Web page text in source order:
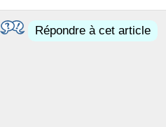
Répondre à cet article